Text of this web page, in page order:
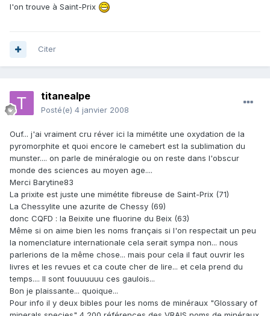
l'on trouve à Saint-Prix
Citer
titanealpe
Posté(e) 4 janvier 2008
Ouf... j'ai vraiment cru réver ici la mimétite une oxydation de la
pyromorphite et quoi encore le camebert est la sublimation du
munster.... on parle de minéralogie ou on reste dans l'obscur
monde des sciences au moyen age....
Merci Barytine83
La prixite est juste une mimétite fibreuse de Saint-Prix (71)
La Chessylite une azurite de Chessy (69)
donc CQFD : la Beixite une fluorine du Beix (63)
Même si on aime bien les noms français si l'on respectait un peu
la nomenclature internationale cela serait sympa non... nous
parlerions de la même chose... mais pour cela il faut ouvrir les
livres et les revues et ca coute cher de lire... et cela prend du
temps.... Il sont fouuuuuu ces gaulois...
Bon je plaissante... quoique...
Pour info il y deux bibles pour les noms de minéraux "Glossary of